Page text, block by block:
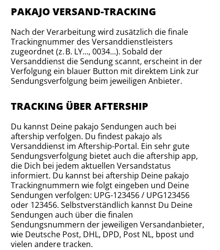
PAKAJO VERSAND-TRACKING
Nach der Verarbeitung wird zusätzlich die finale
Trackingnummer des Versanddienstleisters
zugeordnet (z. B. LY..., 0034...). Sobald der
Versanddienst die Sendung scannt, erscheint in der
Verfolgung ein blauer Button mit direktem Link zur
Sendungsverfolgung beim jeweiligen Anbieter.
TRACKING ÜBER AFTERSHIP
Du kannst Deine pakajo Sendungen auch bei
aftership verfolgen. Du findest pakajo als
Versanddienst im Aftership-Portal. Ein sehr gute
Sendungsverfolgung bietet auch die aftership app,
die Dich bei jedem aktuellen Versandstatus
informiert. Du kannst bei aftership Deine pakajo
Trackingnummern wie folgt eingeben und Deine
Sendungen verfolgen: UPG-123456 / UPG123456
oder 123456. Selbstverständlich kannst Du Deine
Sendungen auch über die finalen
Sendungsnummern der jeweiligen Versandanbieter,
wie Deutsche Post, DHL, DPD, Post NL, bpost und
vielen andere tracken.